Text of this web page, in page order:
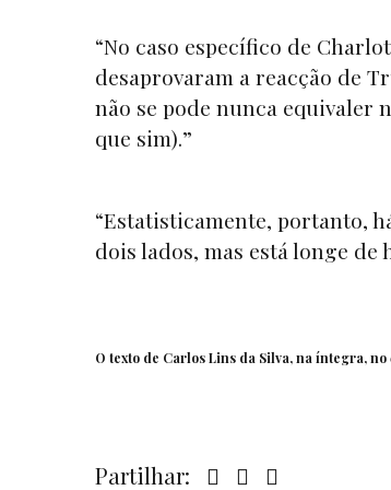
“No caso específico de
desaprovaram a reacção de
não se pode nunca equivaler
que sim).”
“Estatisticamente, portanto,
dois lados, mas está longe de
O texto de Carlos Lins da Silva, na íntegra, no
Partilhar: